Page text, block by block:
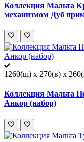
Коллекция Мальта
механизмом Дуб
1260(ш) x 270(в) x
Коллекция Мальта
Анкор (набор)